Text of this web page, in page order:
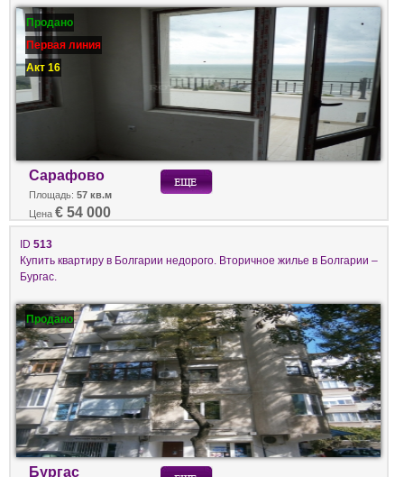
Продано
Первая линия
Акт 16
Сарафово
Площадь: 57 кв.м
Цена € 54 000
ID 513
Купить квартиру в Болгарии недорого. Вторичное жилье в Болгарии –
Бургас.
Продано
Бургас